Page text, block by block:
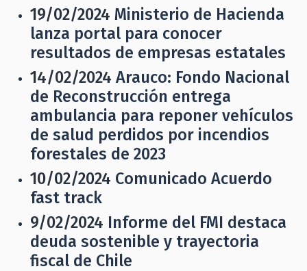
19/02/2024 Ministerio de Hacienda
lanza portal para conocer
resultados de empresas estatales
14/02/2024 Arauco: Fondo Nacional
de Reconstrucción entrega
ambulancia para reponer vehículos
de salud perdidos por incendios
forestales de 2023
10/02/2024 Comunicado Acuerdo
fast track
9/02/2024 Informe del FMI destaca
deuda sostenible y trayectoria
fiscal de Chile